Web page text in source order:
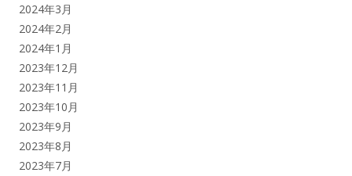
2024年3月
2024年2月
2024年1月
2023年12月
2023年11月
2023年10月
2023年9月
2023年8月
2023年7月